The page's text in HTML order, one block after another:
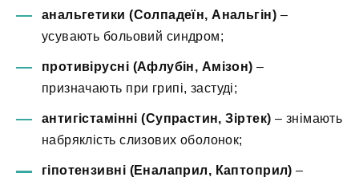
анальгетики (Солпадеїн, Анальгін)–
усувають больовий синдром;
противірусні (Афлубін, Амізон) –
призначають при грипі, застуді;
антигістамінні (Супрастин, Зіртек) – знімають
набряклість слизових оболонок;
гіпотензивні (Еналаприл, Каптоприл) –